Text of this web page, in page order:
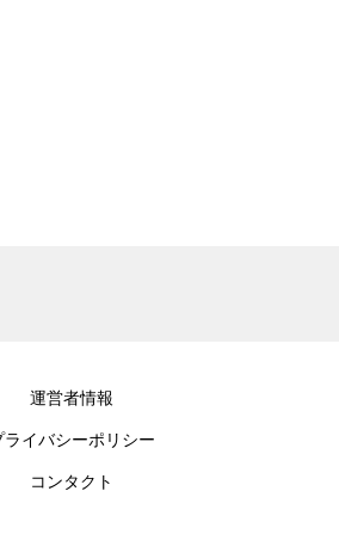
運営者情報
ライバシーポリシー
コンタクト